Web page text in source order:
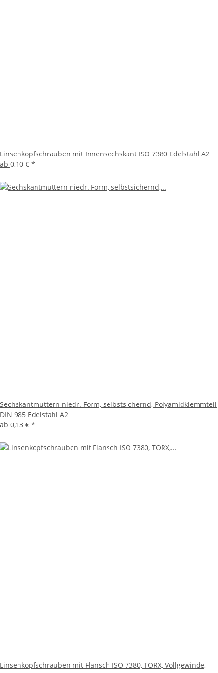
Linsenkopfschrauben mit Innensechskant ISO 7380 Edelstahl A2
ab 0,10 € *
Sechskantmuttern niedr. Form, selbstsichernd, Polyamidklemmteil
DIN 985 Edelstahl A2
ab 0,13 € *
Linsenkopfschrauben mit Flansch ISO 7380, TORX, Vollgewinde,